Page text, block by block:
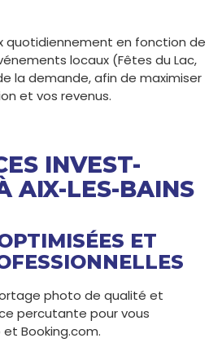
quotidiennement en fonction de
locaux (Fêtes du Lac,
la demande, afin de maximiser
et vos revenus.
INVEST-
AIX-LES-BAINS
ET
photo de qualité et
percutante pour vous
Booking.com.